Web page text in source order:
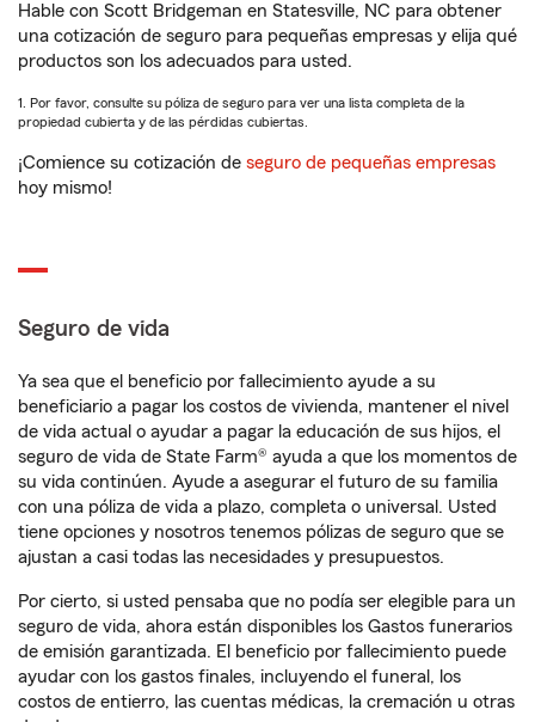
Hable con Scott Bridgeman en Statesville, NC para obtener
una cotización de seguro para pequeñas empresas y elija qué
productos son los adecuados para usted.
1. Por favor, consulte su póliza de seguro para ver una lista completa de la
propiedad cubierta y de las pérdidas cubiertas.
¡Comience su cotización de seguro de pequeñas empresas
hoy mismo!
Seguro de vida
Ya sea que el beneficio por fallecimiento ayude a su
beneficiario a pagar los costos de vivienda, mantener el nivel
de vida actual o ayudar a pagar la educación de sus hijos, el
seguro de vida de State Farm® ayuda a que los momentos de
su vida continúen. Ayude a asegurar el futuro de su familia
con una póliza de vida a plazo, completa o universal. Usted
tiene opciones y nosotros tenemos pólizas de seguro que se
ajustan a casi todas las necesidades y presupuestos.
Por cierto, si usted pensaba que no podía ser elegible para un
seguro de vida, ahora están disponibles los Gastos funerarios
de emisión garantizada. El beneficio por fallecimiento puede
ayudar con los gastos finales, incluyendo el funeral, los
costos de entierro, las cuentas médicas, la cremación u otras